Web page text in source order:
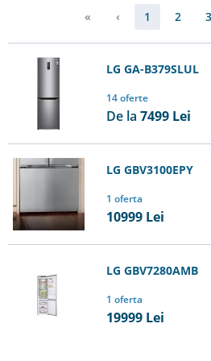
« ‹ 1 2 3
LG GA-B379SLUL
14 oferte
De la 7499 Lei
LG GBV3100EPY
1 oferta
10999 Lei
LG GBV7280AMB
1 oferta
19999 Lei